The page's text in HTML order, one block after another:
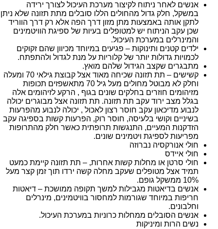
אנשים לאחר ניתוח לקיצור מערכת העיכול לצורך ירידה
במשקל, חלק גדול מהחולים הללו סובלים מתת תזונה שלא ניתן
לתקן אותה באמצעות מתן מזון דרך הפה אלא רק דרך הווריד
שכן עקב הניתוח יש למטופלים בעיות של ספיגת הוויטמינים
והמינרלים במערכת העיכול.
ילדים קטנים ותינוקות – פגיעים במיוחד מכיוון שהם זקוקים
לכמויות גדולות יותר של קלוריות על מנת לגדול ולהתפתח.
מתבגרים שקצב הגידול שלהם מואץ.
קשישים – תת תזונה שכיחה מאוד אצל קבוצת גילאי 70 ומעלה
וחלק לא מבוטל מחולים מעל גיל 70 מתאשפזים תכופות
מזיהומים חוזרים בחלקים שונים בגוף , הרקע לזיהומים אלה
בגלל מצב ירוד עקב תת תזונה. תת תזונה אצל מבוגרים יכולה
לנבוע מדיכאון עקב חוסר רצון לאכול , יכולה לנבוע מהפרעות
בשיניים וקושי בלעיסה, חוסר רוק, הפרעות קשות בספיגה עקב
הזדקנות המעיים, התנגשות תרופתית כאשר חלק מהתרופות
מפריעות לספיגת ויטמינים שונים.
חולי אנורקסיה נברוזה
חולי איידס
חולי סרטן או מחלות קשות אחרות, – תת תזונה קיימת כמעט
תמיד אצל מטופלים שעקב מחלה קשה ירדו תוך זמן קצר מעל
10% ממשקל גופם.
אנשים בדיאטות מגבילות למשך תקופה ממושכת – דיאטות
חריפות במיוחד שגורמות למחסור בוויטמינים, מינרלים
וחלבונים.
אנשים הסובלים ממחלות כרוניות במערכת העיכול.
נשים הרות ומיניקות